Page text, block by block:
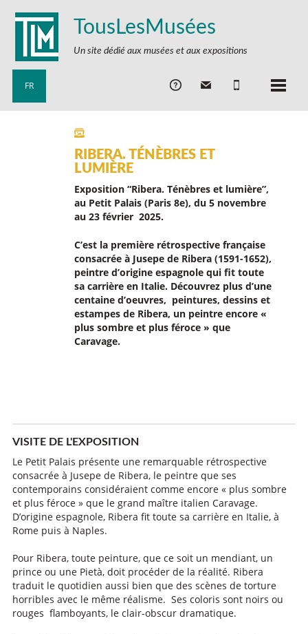
TousLesMusées
Un site dédié aux musées et aux expositions
FR
RIBERA. TÉNÈBRES ET
LUMIÈRE
Exposition “Ribera. Ténèbres et lumière”,
au Petit Palais (Paris 8e), du 5 novembre
au 23 février 2025.
C’est la première rétrospective française
consacrée à Jusepe de Ribera (1591-1652),
peintre d’origine espagnole qui fit toute
sa carrière en Italie. Découvrez plus d’une
centaine d’oeuvres, peintures, dessins et
estampes de Ribera, un peintre encore «
plus sombre et plus féroce » que
Caravage.
VISITE DE L'EXPOSITION
Le Petit Palais présente une remarquable rétrospective
consacrée à Jusepe de Ribera, le peintre que ses
contemporains considéraient comme encore « plus sombre
et plus féroce » que le grand maître italien Caravage.
D’origine espagnole, Ribera fit toute sa carrière en Italie, à
Rome puis à Naples.
Pour Ribera, toute peinture, que ce soit un mendiant, un
prince ou une Pietà, doit procéder de la réalité. Ribera
traduit le quotidien aussi bien que des scènes de torture
horribles avec le même réalisme. Ses coloris sont noirs ou
rouges flamboyants, le clair-obscur dramatique.